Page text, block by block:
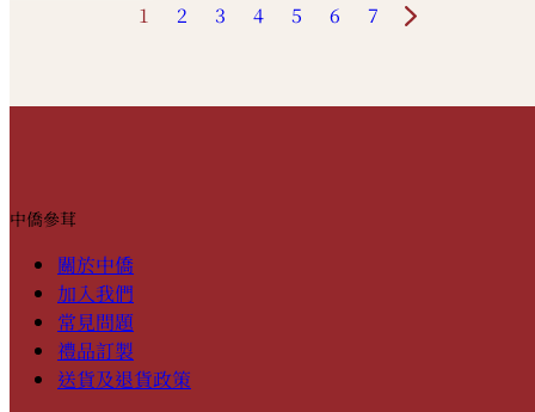
1 2 3 4 5 6 7
中僑參茸
關於中僑
加入我們
常見問題
禮品訂製
送貨及退貨政策